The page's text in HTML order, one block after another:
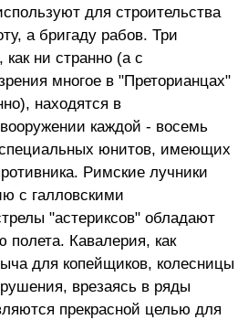
для строительства
а бригаду рабов. Три
ни странно (а с
многое в "Преторианцах"
находятся в
каждой - восемь
юнитов, имеющих
Римские лучники
с галловскими
"астериксов" обладают
Кавалерия, как
для копейщиков, колесницы
врезаясь в ряды
прекрасной целью для